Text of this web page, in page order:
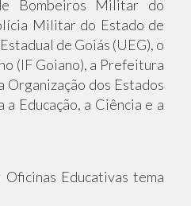
Bombeiros Militar do
Militar do Estado de
de Goiás (UEG), o
(IF Goiano), a Prefeitura
Organização dos Estados
Educação, a Ciência e a
Educativas tema